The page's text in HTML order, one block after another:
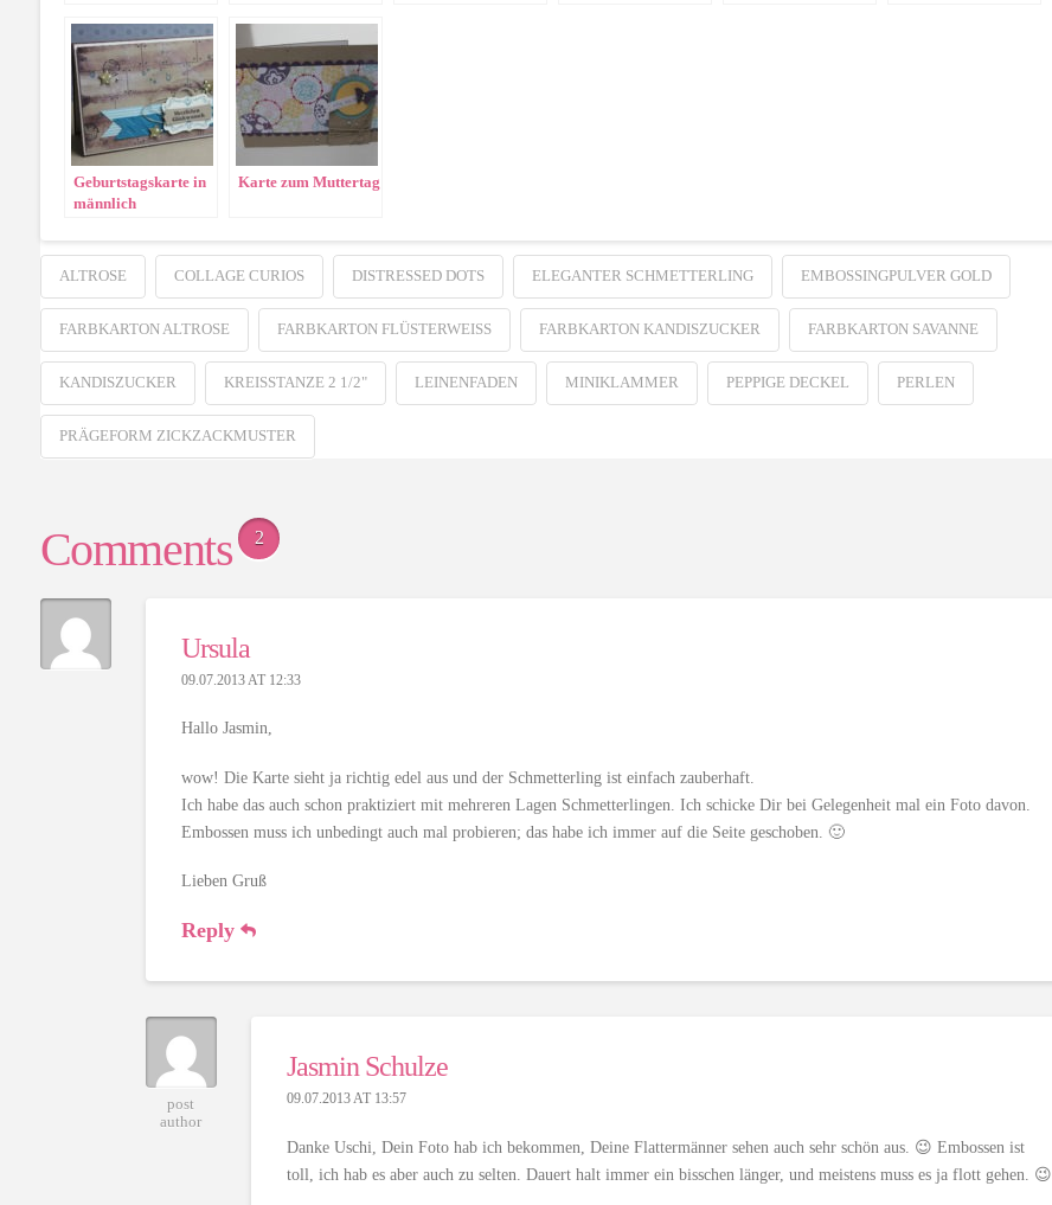
Geburtstagskarte in
männlich
Karte zum Muttertag
ALTROSE COLLAGE CURIOS DISTRESSED DOTS ELEGANTER SCHMETTERLING EMBOSSINGPULVER GOLD
FARBKARTON ALTROSE FARBKARTON FLÜSTERWEISS FARBKARTON KANDISZUCKER FARBKARTON SAVANNE
KANDISZUCKER KREISSTANZE 2 1/2" LEINENFADEN MINIKLAMMER PEPPIGE DECKEL PERLEN
PRÄGEFORM ZICKZACKMUSTER
Comments 2
Ursula
09.07.2013 AT 12:33
Hallo Jasmin,
wow! Die Karte sieht ja richtig edel aus und der Schmetterling ist einfach zauberhaft.
Ich habe das auch schon praktiziert mit mehreren Lagen Schmetterlingen. Ich schicke Dir bei Gelegenheit mal ein Foto davon.
Embossen muss ich unbedingt auch mal probieren; das habe ich immer auf die Seite geschoben. 🙂
Lieben Gruß
Reply
post
author
Jasmin Schulze
09.07.2013 AT 13:57
Danke Uschi, Dein Foto hab ich bekommen, Deine Flattermänner sehen auch sehr schön aus. 😉 Embossen ist
toll, ich hab es aber auch zu selten. Dauert halt immer ein bisschen länger, und meistens muss es ja flott gehen. 😉